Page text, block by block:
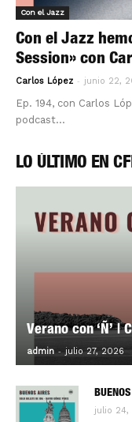
Con el Jazz
Con el Jazz
Session» con
Carlos López - junio 22,
Ep. 194, con Carlos
podcast...
LO ÚLTIMO EN
Verano con ‘Ñ’ |
admin - julio 27, 2026
julio 24,